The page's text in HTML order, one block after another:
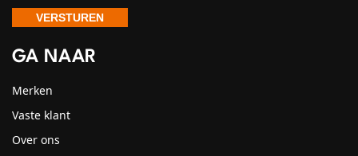
GA NAAR
Merken
Vaste klant
Over ons